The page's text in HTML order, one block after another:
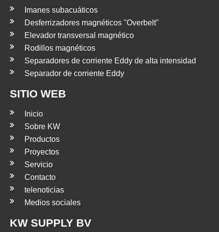
Imanes subacuáticos
Desferrizadores magnéticos "Overbelt"
Elevador transversal magnético
Rodillos magnéticos
Separadores de corriente Eddy de alta intensidad
Separador de corriente Eddy
SITIO WEB
Inicio
Sobre KW
Productos
Proyectos
Servicio
Contacto
telenoticias
Medios sociales
KW SUPPLY BV